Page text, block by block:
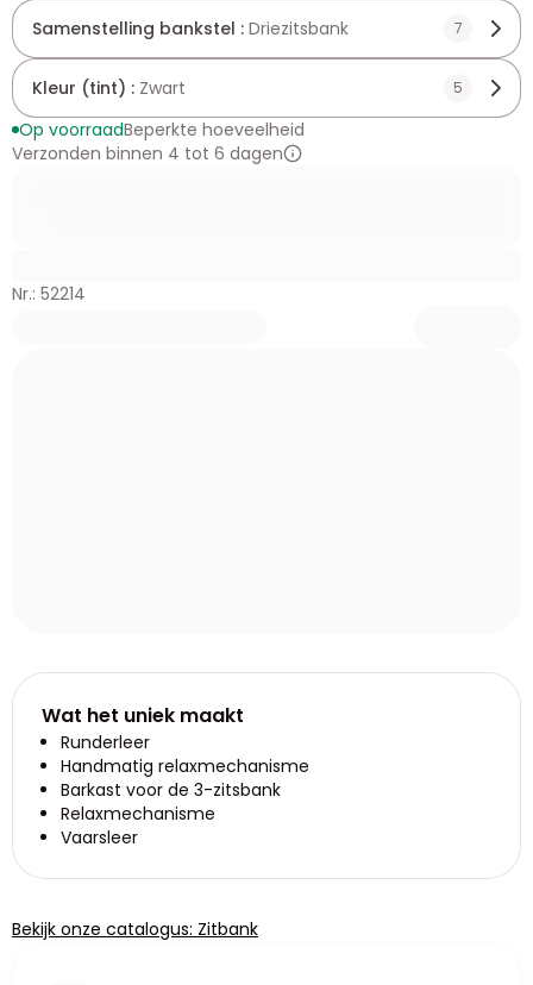
Samenstelling bankstel : Driezitsbank 7
Kleur (tint) : Zwart 5
Op voorraadBeperkte hoeveelheid
Verzonden binnen 4 tot 6 dagen
Nr.: 52214
Wat het uniek maakt
Runderleer
Handmatig relaxmechanisme
Barkast voor de 3-zitsbank
Relaxmechanisme
Vaarsleer
Bekijk onze catalogus: Zitbank